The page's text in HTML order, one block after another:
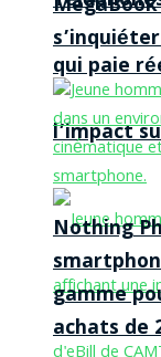
qui paie
l’impact
Nothing
gamme
achats de